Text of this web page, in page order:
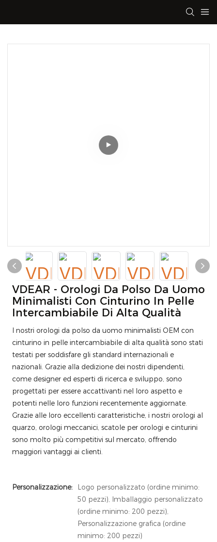
VDEAR - Orologi Da Polso Da Uomo
Minimalisti Con Cinturino In Pelle
Intercambiabile Di Alta Qualità
I nostri orologi da polso da uomo minimalisti OEM con
cinturino in pelle intercambiabile di alta qualità sono stati
testati per soddisfare gli standard internazionali e
nazionali. Grazie alla dedizione dei nostri dipendenti,
come designer ed esperti di ricerca e sviluppo, sono
progettati per essere accattivanti nel loro aspetto e
potenti nelle loro funzioni recentemente aggiornate.
Grazie alle loro eccellenti caratteristiche, i nostri orologi al
quarzo, orologi meccanici, scatole per orologi e cinturini
sono molto più competitivi sul mercato, offrendo
maggiori vantaggi ai clienti.
Personalizzazione:
Logo personalizzato (ordine minimo:
50 pezzi), Imballaggio personalizzato
(ordine minimo: 200 pezzi),
Personalizzazione grafica (ordine
minimo: 200 pezzi)